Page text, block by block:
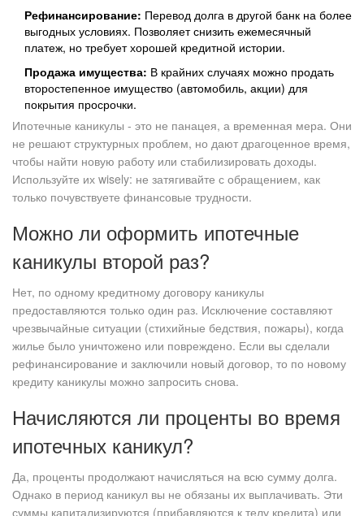
Рефинансирование: Перевод долга в другой банк на более
выгодных условиях. Позволяет снизить ежемесячный
платеж, но требует хорошей кредитной истории.
Продажа имущества: В крайних случаях можно продать
второстепенное имущество (автомобиль, акции) для
покрытия просрочки.
Ипотечные каникулы - это не панацея, а временная мера. Они
не решают структурных проблем, но дают драгоценное время,
чтобы найти новую работу или стабилизировать доходы.
Используйте их wisely: не затягивайте с обращением, как
только почувствуете финансовые трудности.
Можно ли оформить ипотечные
каникулы второй раз?
Нет, по одному кредитному договору каникулы
предоставляются только один раз. Исключение составляют
чрезвычайные ситуации (стихийные бедствия, пожары), когда
жилье было уничтожено или повреждено. Если вы сделали
рефинансирование и заключили новый договор, то по новому
кредиту каникулы можно запросить снова.
Начисляются ли проценты во время
ипотечных каникул?
Да, проценты продолжают начисляться на всю сумму долга.
Однако в период каникул вы не обязаны их выплачивать. Эти
суммы капитализируются (прибавляются к телу кредита) или